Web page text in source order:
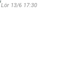
Lör 13/6 17:30